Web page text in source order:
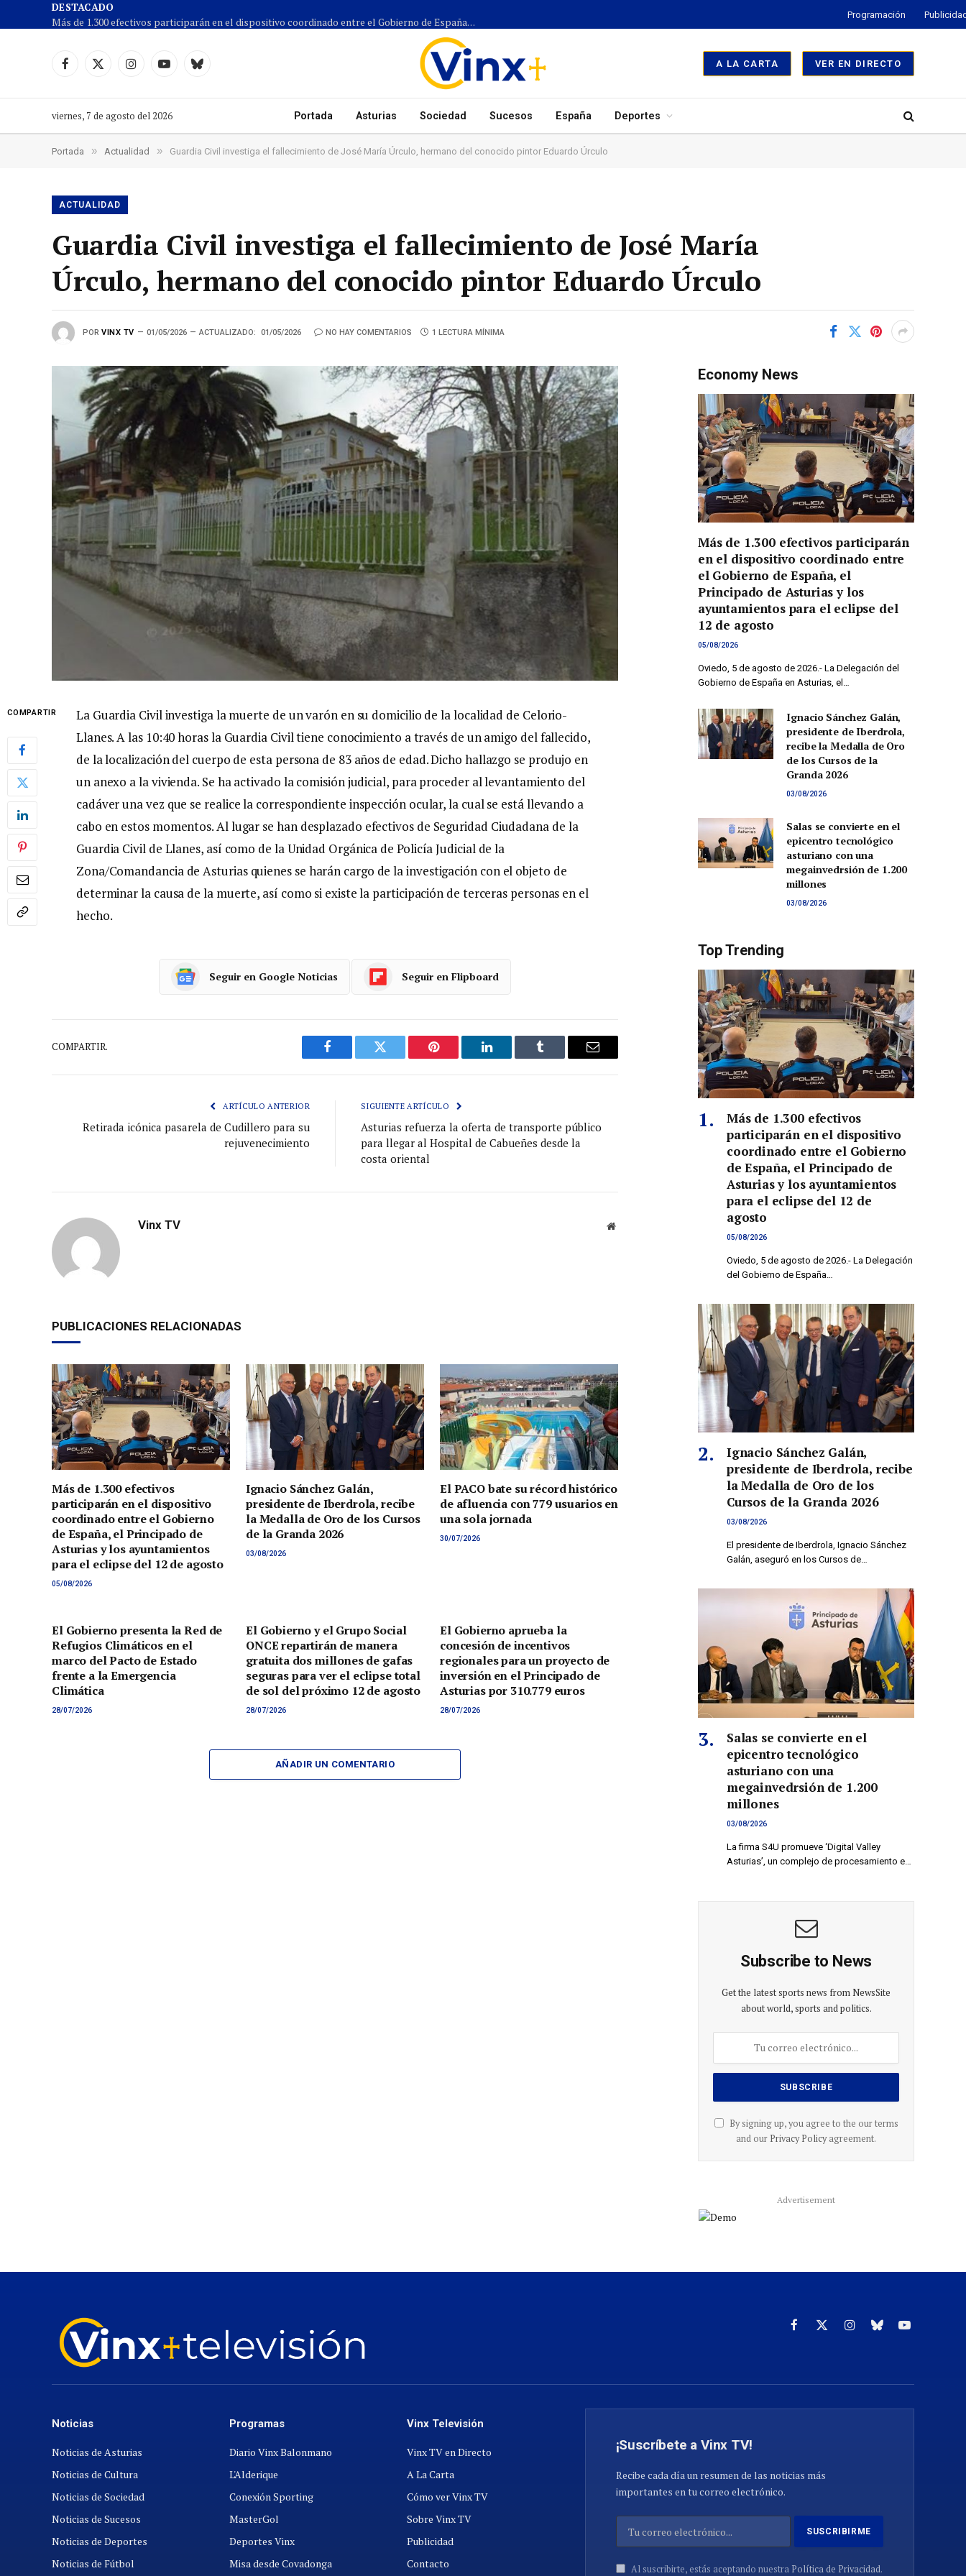
DESTACADO
Más de 1.300 efectivos participarán en el dispositivo coordinado entre el Gobierno de España, el Principado de Asturias y los ayuntamientos para el eclipse del 12 de agosto
Programación
Facebook
X
InstagramYouTubeCielo
A LA CARTA VER EN DIRECTO
viernes, 7 de agosto del 2026 Portada Asturias Sociedad Sucesos España Deportes
Portada » Actualidad » Guardia Civil investiga el fallecimiento de José María Úrculo, hermano del conocido pintor Eduardo Úrculo
ACTUALIDAD
Guardia Civil investiga el fallecimiento de José María
Úrculo, hermano del conocido pintor Eduardo Úrculo
POR VINX TV 01/05/2026 ACTUALIZADO: 01/05/2026 NO HAY COMENTARIOS 1 LECTURA MÍNIMA
COMPARTIR
La Guardia Civil investiga la muerte de un varón en su domicilio de la localidad de Celorio-
Llanes. A las 10:40 horas la Guardia Civil tiene conocimiento a través de un amigo del fallecido,
de la localización del cuerpo de esta persona de 83 años de edad. Dicho hallazgo se produjo en
un anexo a la vivienda. Se ha activado la comisión judicial, para proceder al levantamiento del
cadáver una vez que se realice la correspondiente inspección ocular, la cual se está llevando a
cabo en estos momentos. Al lugar se han desplazado efectivos de Seguridad Ciudadana de la
Guardia Civil de Llanes, así como de la Unidad Orgánica de Policía Judicial de la
Zona/Comandancia de Asturias quienes se harán cargo de la investigación con el objeto de
determinar la causa de la muerte, así como si existe la participación de terceras personas en el
hecho.
Seguir en Google Noticias Seguir en Flipboard
COMPARTIR.
Facebook Gorjeo Pinterest LinkedIn Tumblr
Correo
ARTÍCULO ANTERIOR
Retirada icónica pasarela de Cudillero para su
rejuvenecimiento
SIGUIENTE ARTÍCULO
Asturias refuerza la oferta de transporte público
para llegar al Hospital de Cabueñes desde la
costa oriental
Vinx TV
Sitio
PUBLICACIONES RELACIONADAS
Más de 1.300 efectivos
participarán en el dispositivo
coordinado entre el Gobierno
de España, el Principado de
Asturias y los ayuntamientos
para el eclipse del 12 de agosto
05/08/2026
Ignacio Sánchez Galán,
presidente de Iberdrola, recibe
la Medalla de Oro de los Cursos
de la Granda 2026
03/08/2026
El PACO bate su récord histórico
de afluencia con 779 usuarios en
una sola jornada
30/07/2026
El Gobierno presenta la Red de
Refugios Climáticos en el
marco del Pacto de Estado
frente a la Emergencia
Climática
28/07/2026
El Gobierno y el Grupo Social
ONCE repartirán de manera
gratuita dos millones de gafas
seguras para ver el eclipse total
de sol del próximo 12 de agosto
28/07/2026
El Gobierno aprueba la
concesión de incentivos
regionales para un proyecto de
inversión en el Principado de
Asturias por 310.779 euros
28/07/2026
AÑADIR UN COMENTARIO
Economy News
Más de 1.300 efectivos participarán
en el dispositivo coordinado entre
el Gobierno de España, el
Principado de Asturias y los
ayuntamientos para el eclipse del
12 de agosto
05/08/2026
Oviedo, 5 de agosto de 2026.- La Delegación del
Gobierno de España en Asturias, el…
Ignacio Sánchez Galán,
presidente de Iberdrola,
recibe la Medalla de Oro
de los Cursos de la
Granda 2026
03/08/2026
Salas se convierte en el
epicentro tecnológico
asturiano con una
megainvedrsión de 1.200
millones
03/08/2026
Top Trending
Más de 1.300 efectivos
participarán en el dispositivo
coordinado entre el Gobierno
de España, el Principado de
Asturias y los ayuntamientos
para el eclipse del 12 de
agosto
05/08/2026
Oviedo, 5 de agosto de 2026.- La Delegación
del Gobierno de España…
Ignacio Sánchez Galán,
presidente de Iberdrola, recibe
la Medalla de Oro de los
Cursos de la Granda 2026
03/08/2026
El presidente de Iberdrola, Ignacio Sánchez
Galán, aseguró en los Cursos de…
Salas se convierte en el
epicentro tecnológico
asturiano con una
megainvedrsión de 1.200
millones
03/08/2026
La firma S4U promueve ‘Digital Valley
Asturias’, un complejo de procesamiento e…
Subscribe to News
Get the latest sports news from NewsSite
about world, sports and politics.
By signing up, you agree to the our terms
and our Privacy Policyagreement.
Advertisement
Facebook
X
Instagram
Cielo YouTube
Noticias
Noticias de Asturias
Noticias de Cultura
Noticias de Sociedad
Noticias de Sucesos
Noticias de Deportes
Noticias de Fútbol
Programas
Diario Vinx Balonmano
L'Alderique
Conexión Sporting
MasterGol
Deportes Vinx
Misa desde Covadonga
Vinx Televisión
Vinx TV en Directo
A La Carta
Cómo ver Vinx TV
Sobre Vinx TV
Publicidad
Contacto
¡Suscríbete a Vinx TV!
Recibe cada día un resumen de las noticias más
importantes en tu correo electrónico.
Al suscribirte, estás aceptando nuestra Política de Privacidad.